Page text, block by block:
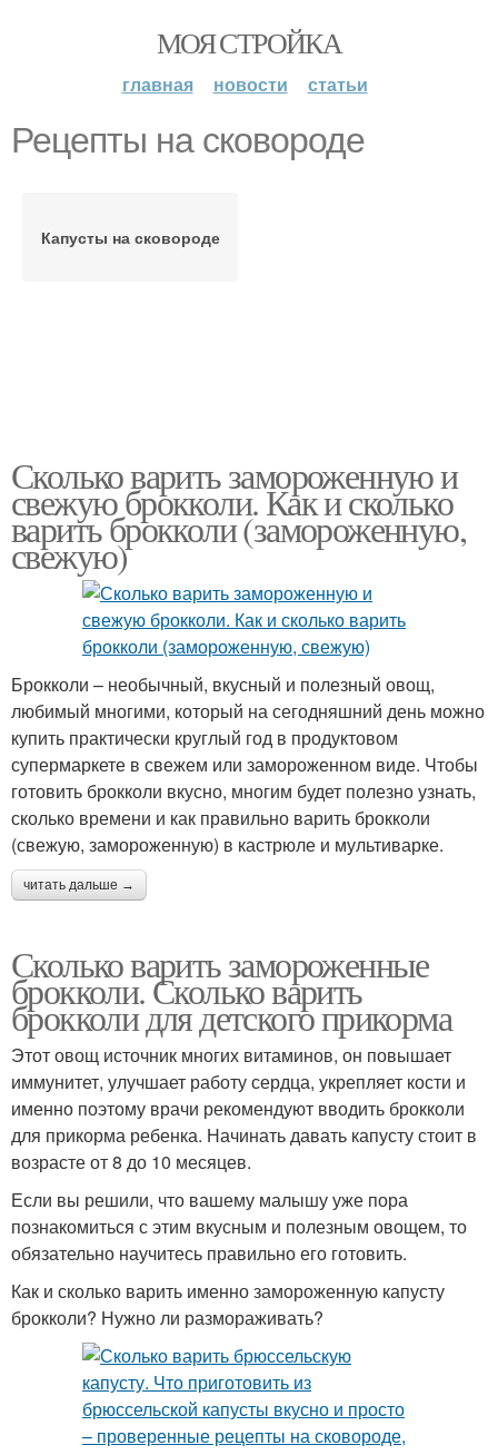
МОЯ СТРОЙКА
главная новости статьи
Рецепты на сковороде
Капусты на сковороде
Сколько варить замороженную и
свежую брокколи. Как и сколько
варить брокколи (замороженную,
свежую)
Брокколи – необычный, вкусный и полезный овощ,
любимый многими, который на сегодняшний день можно
купить практически круглый год в продуктовом
супермаркете в свежем или замороженном виде. Чтобы
готовить брокколи вкусно, многим будет полезно узнать,
сколько времени и как правильно варить брокколи
(свежую, замороженную) в кастрюле и мультиварке.
читать дальше →
Сколько варить замороженные
брокколи. Сколько варить
брокколи для детского прикорма
Этот овощ источник многих витаминов, он повышает
иммунитет, улучшает работу сердца, укрепляет кости и
именно поэтому врачи рекомендуют вводить брокколи
для прикорма ребенка. Начинать давать капусту стоит в
возрасте от 8 до 10 месяцев.
Если вы решили, что вашему малышу уже пора
познакомиться с этим вкусным и полезным овощем, то
обязательно научитесь правильно его готовить.
Как и сколько варить именно замороженную капусту
брокколи? Нужно ли размораживать?